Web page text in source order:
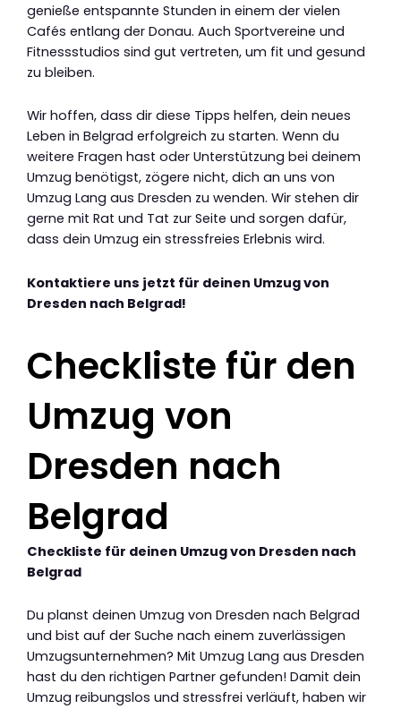
genieße entspannte Stunden in einem der vielen
Cafés entlang der Donau. Auch Sportvereine und
Fitnessstudios sind gut vertreten, um fit und gesund
zu bleiben.
Wir hoffen, dass dir diese Tipps helfen, dein neues
Leben in Belgrad erfolgreich zu starten. Wenn du
weitere Fragen hast oder Unterstützung bei deinem
Umzug benötigst, zögere nicht, dich an uns von
Umzug Lang aus Dresden zu wenden. Wir stehen dir
gerne mit Rat und Tat zur Seite und sorgen dafür,
dass dein Umzug ein stressfreies Erlebnis wird.
Kontaktiere uns jetzt für deinen Umzug von
Dresden nach Belgrad!
Checkliste für den
Umzug von
Dresden nach
Belgrad
Checkliste für deinen Umzug von Dresden nach
Belgrad
Du planst deinen Umzug von Dresden nach Belgrad
und bist auf der Suche nach einem zuverlässigen
Umzugsunternehmen? Mit Umzug Lang aus Dresden
hast du den richtigen Partner gefunden! Damit dein
Umzug reibungslos und stressfrei verläuft, haben wir